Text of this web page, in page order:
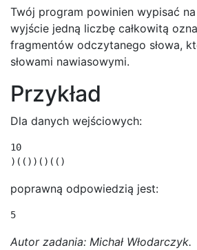
Twój program powinien wypisać
wyjście jedną liczbę całkowitą
fragmentów odczytanego słowa,
słowami nawiasowymi.
Przykład
Dla danych wejściowych:
10
poprawną odpowiedzią jest:
Autor zadania: Michał Włodarczyk.